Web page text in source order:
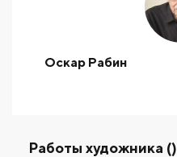
Оскар Рабин
Работы художника ()